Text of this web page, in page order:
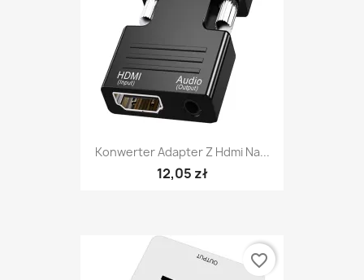
Konwerter Adapter Z Hdmi Na...
12,05 zł
favorite_border